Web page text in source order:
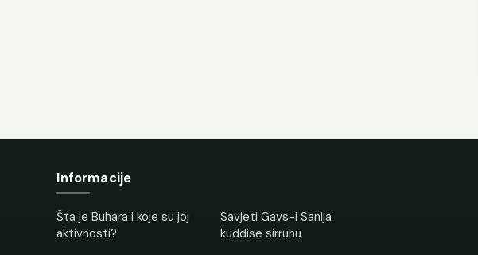
Informacije
Šta je Buhara i koje su joj
aktivnosti?
Savjeti Gavs-i Sanija
kuddise sirruhu